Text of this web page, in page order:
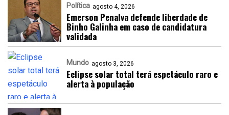
Política agosto 4, 2026
Emerson Penalva defende liberdade de
Binho Galinha em caso de candidatura
validada
Mundo agosto 3, 2026
Eclipse solar total terá espetáculo raro e
alerta à população